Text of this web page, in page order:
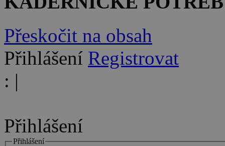
Přeskočit na obsah
Přihlášení Registrovat
: |
Přihlášení
Přihlášení